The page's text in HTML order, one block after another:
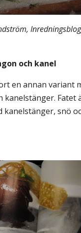
och kanel
en annan variant
kanelstänger. Fatet
kanelstänger, snö